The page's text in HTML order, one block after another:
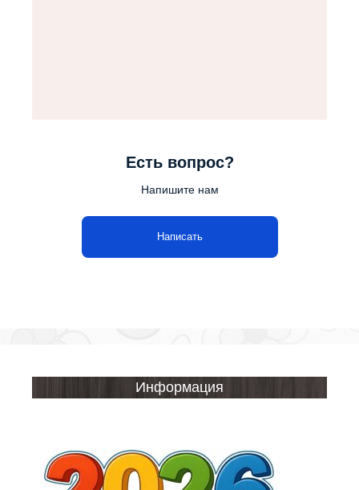
Есть вопрос?
Напишите нам
Написать
Информация